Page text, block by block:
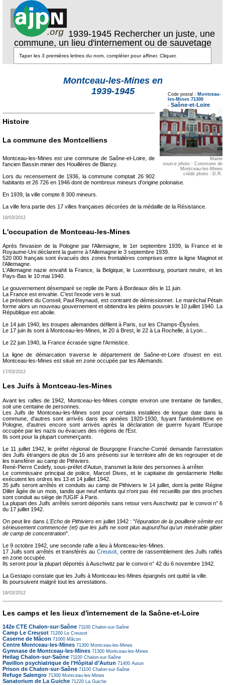
1939-1945 Rechercher un juste, une
commune, un lieu d'internement ou de sauvetage
Montceau-les-Mines en
1939-1945
Code postal : Montceau-
les-Mines 71300
- Saône-et-Loire
Mairie
source photo : Commune de
Montceau-les-Mines
crédit photo : D.R.
Histoire
La commune des Montcelliens
Montceau-les-Mines est une commune de Saône-et-Loire, de
l'ancien Bassin minier des Houillères de Blanzy.
Lors du recensement de 1936, la commune comptait 26 902
habitants et 26 726 en 1946 dont de nombreux mineurs d'origine polonaise.
En 1939, la ville compte 8 300 mineurs.
La ville fera partie des 17 villes françaises décorées de la médaille de la Résistance.
18/03/2012
L'occupation de Montceau-les-Mines
Après l'invasion de la Pologne par l'Allemagne, le 1er septembre 1939, la France et le
Royaume-Uni déclarent la guerre à l'Allemagne le 3 septembre 1939.
520 000 français sont évacués des zones frontalières comprises entre la ligne Maginot et
l’Allemagne.
L'Allemagne nazie envahit la France, la Belgique, le Luxembourg, pourtant neutre, et les
Pays-Bas le 10 mai 1940.
Le gouvernement désemparé se replie de Paris à Bordeaux dès le 11 juin.
La France est envahie. C’est l’exode vers le sud.
Le président du Conseil, Paul Reynaud, est contraint de démissionner. Le maréchal Pétain
forme alors un nouveau gouvernement et obtiendra les pleins pouvoirs le 10 juillet 1940. La
République est abolie.
Le 14 juin 1940, les troupes allemandes défilent à Paris, sur les Champs-Élysées.
Le 17 juin ils sont à Montceau-les-Mines, le 20 à Brest, le 22 à La Rochelle, à Lyon...
Le 22 juin 1940, la France écrasée signe l'Armistice.
La ligne de démarcation traverse le département de Saône-et-Loire d'ouest en est.
Montceau-les-Mines est situé en zone occupée par les Allemands.
17/03/2012
Les Juifs à Montceau-les-Mines
Avant les rafles de 1942, Montceau-les-Mines compte environ une trentaine de familles,
soit une centaine de personnes.
Les Juifs de Montceau-les-Mines sont pour certains installées de longue date dans la
commune, d'autres sont arrivés dans les années 1920-1930, fuyant l'antisémitisme en
Pologne, d'autres encore sont arrivés après la déclaration de guerre fuyant l'Europe
occupée par les nazis ou évacues des régions de l'Est.
Ils sont pour la plupart commerçants.
Le 11 juillet 1942, le préfet régional de Bourgogne Franche-Comté demande l'arrestation
des Juifs étrangers de plus de 16 ans présents sur le territoire afin de les regrouper et de
les transférer au camp de Pithiviers.
René-Pierre Cedefy, sous-préfet d'Autun, transmet la liste des personnes à arrêter.
Le commissaire principal de police, Marcel Dives, et le capitaine de gendarmerie Hellio
exécutent les ordres les 13 et 14 juillet 1942.
35 juifs seront arrêtés et conduits au camp de Pithiviers le 14 juillet, dont la petite Régine
Diller âgée de un mois, tandis que neuf enfants qui n'ont pas été recueillis par des proches
sont conduit au siège de l'UGIF à Paris.
La plupart des Juifs arrêtés seront déportés sans retour vers Auschwitz par le convoi n° 6
du 17 juillet 1942.
On peut lire dans L'Echo de Pithiviers en juillet 1942 : "l'épuration de la pouillerie sémite est
sérieusement commencée (et) que les juifs ne sont plus aujourd'hui qu'un misérable gibier
de camp de concentration".
Le 9 octobre 1942, une seconde rafle a lieu à Montceau-les-Mines.
17 Juifs sont arrêtés et transférés au Creusot, centre de rassemblement des Juifs raflés
en zone occupée.
Ils seront pour la plupart déportés à Auschwitz par le convoi n° 42 du 6 novembre 1942.
La Gestapo constate que les Juifs à Montceau-les-Mines épargnés ont quitté la ville.
Ils poursuivent malgré tout les arrestations.
18/03/2012
Les camps et les lieux d'internement de la Saône-et-Loire
142e CTE Chalon-sur-Saône 71100 Chalon-sur-Saône
Camp Le Creusot 71200 Le Creusot
Caserne de Mâcon 71000 Mâcon
Centre Montceau-les-Mines 71300 Montceau-les-Mines
Gymnase de Montceau-les-Mines 71300 Montceau-les-Mines
Heilag Chalon-sur-Saône 71100 Chalon-sur-Saône
Pavillon psychiatrique de l’Hôpital d’Autun 71400 Autun
Prison de Chalon-sur-Saône 71100 Chalon-sur-Saône
Refuge Salengro 71300 Montceau-les-Mines
Sanatorium de La Guiche 71220 La Guiche